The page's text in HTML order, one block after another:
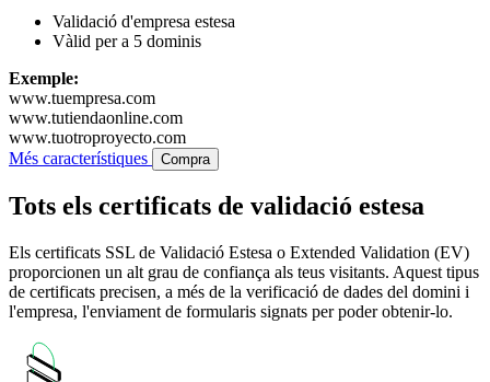
Validació d'empresa estesa
Vàlid per a 5 dominis
Exemple:
www.tuempresa.com
www.tutiendaonline.com
www.tuotroproyecto.com
Més característiques
Compra
Tots els certificats de validació estesa
Els certificats SSL de Validació Estesa o Extended Validation (EV)
proporcionen un alt grau de confiança als teus visitants. Aquest tipus
de certificats precisen, a més de la verificació de dades del domini i
l'empresa, l'enviament de formularis signats per poder obtenir-lo.